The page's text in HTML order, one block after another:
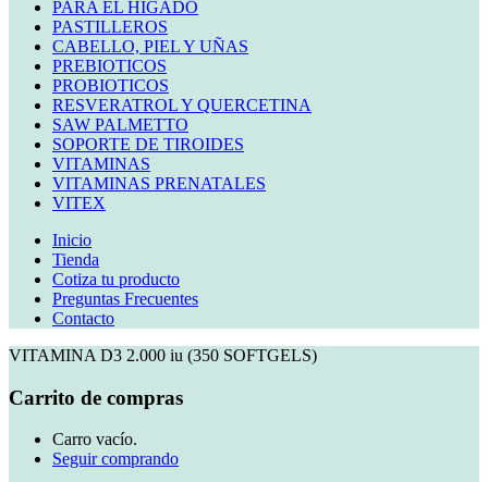
PARA EL HÍGADO
PASTILLEROS
CABELLO, PIEL Y UÑAS
PREBIOTICOS
PROBIOTICOS
RESVERATROL Y QUERCETINA
SAW PALMETTO
SOPORTE DE TIROIDES
VITAMINAS
VITAMINAS PRENATALES
VITEX
Inicio
Tienda
Cotiza tu producto
Preguntas Frecuentes
Contacto
VITAMINA D3 2.000 iu (350 SOFTGELS)
Carrito de compras
Carro vacío.
Seguir comprando